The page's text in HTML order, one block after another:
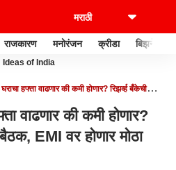
राजकारण मनोरंजन क्रीडा बिझनेस
Ideas of India
हफ्ता वाढणार की कमी होणार? रिझर्व्ह बँकेची
वाढणार की कमी होणार?
बैठक, EMI वर होणार मोठा